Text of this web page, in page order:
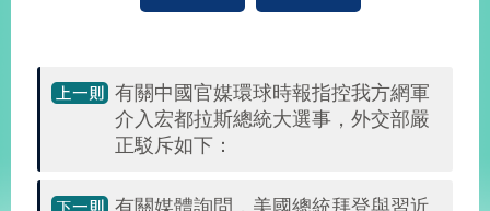
本
站
有關中國官媒環球時報指控我方網軍
介入宏都拉斯總統大選事，外交部嚴
正駁斥如下：
有關媒體詢問，美國總統拜登與習近